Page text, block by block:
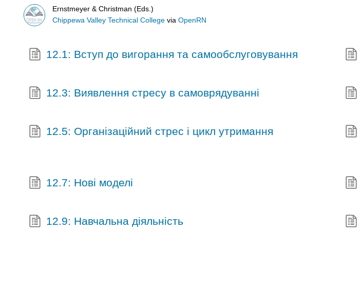
Ernstmeyer & Christman (Eds.)
Chippewa Valley Technical Collegevia OpenRN
12.1: Вступ до вигорання та самообслуговування
12.3: Виявлення стресу в самоврядуванні
12.5: Організаційний стрес і цикл утримання
12.7: Нові моделі
12.9: Навчальна діяльність